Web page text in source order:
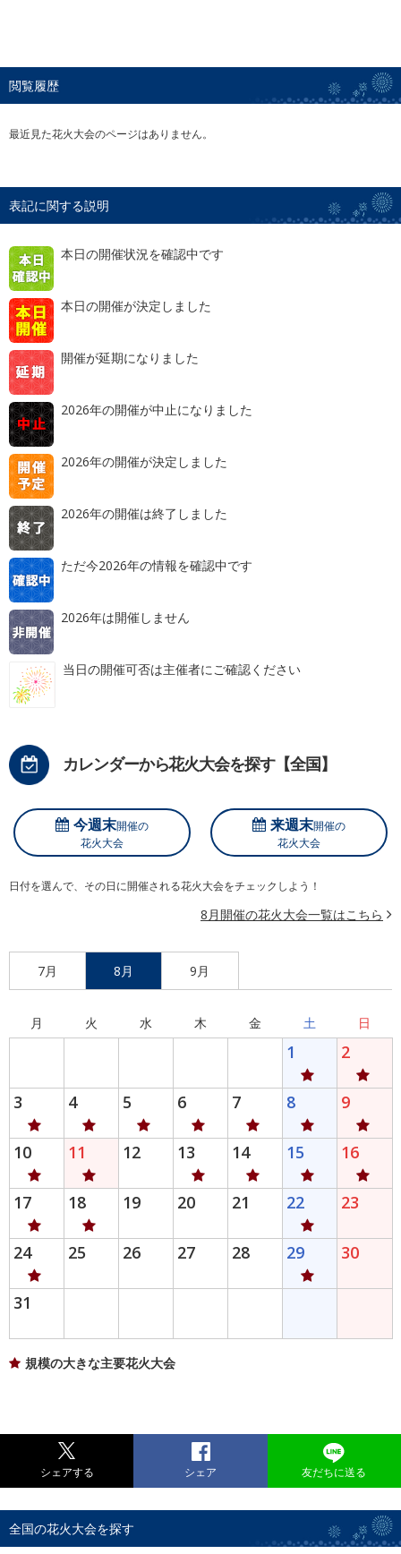
閲覧履歴
最近見た花火大会のページはありません。
表記に関する説明
本日の開催状況を確認中です
本日の開催が決定しました
開催が延期になりました
2026年の開催が中止になりました
2026年の開催が決定しました
2026年の開催は終了しました
ただ今2026年の情報を確認中です
2026年は開催しません
当日の開催可否は主催者にご確認ください
カレンダーから花火大会を探す【全国】
今週末開催の
花火大会
来週末開催の
花火大会
日付を選んで、その日に開催される花火大会をチェックしよう！
8月開催の花火大会一覧はこちら
7月 8月 9月
月 火 水 木 金 土 日
1 2
3 4 5 6 7 8 9
10 11 12 13 14 15 16
17 18 19 20 21 22 23
24 25 26 27 28 29 30
31
規模の大きな主要花火大会
シェアする シェア 友だちに送る
全国の花火大会を探す